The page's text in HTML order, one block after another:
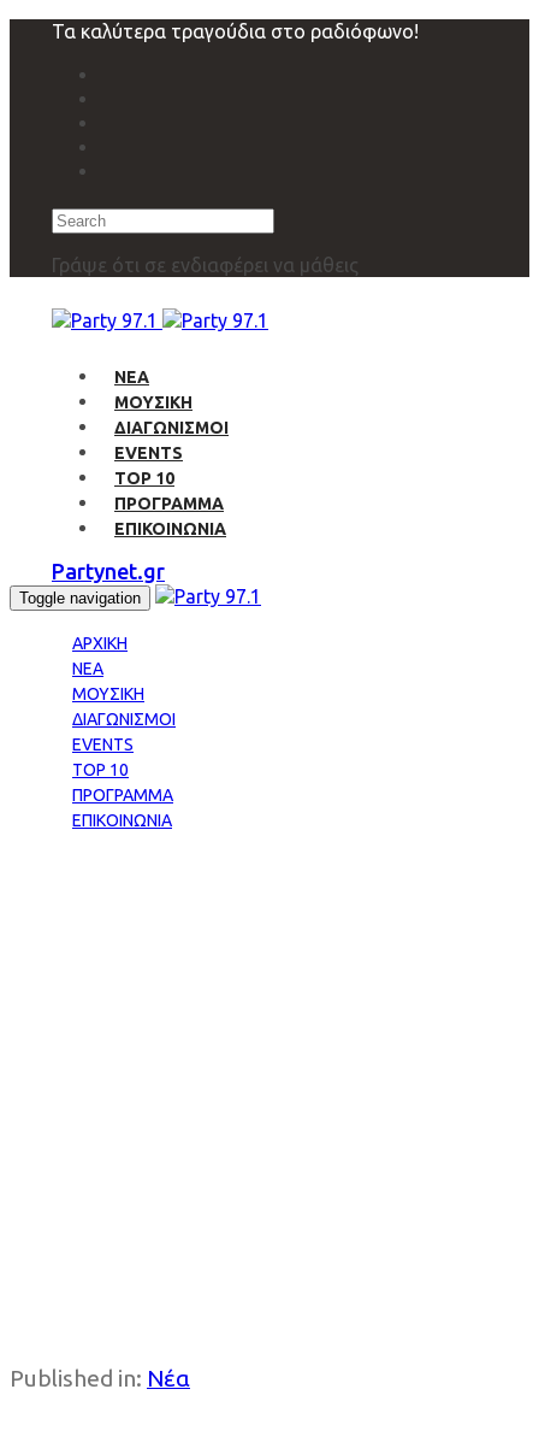
navigation
Τα καλύτερα τραγούδια στο ραδιόφωνο!
Search
Γράψε ότι σε ενδιαφέρει να μάθεις
ΝΕΑ
ΜΟΥΣΙΚΗ
ΔΙΑΓΩΝΙΣΜΟΙ
EVENTS
TOP 10
ΠΡΟΓΡΑΜΜΑ
ΕΠΙΚΟΙΝΩΝΙΑ
Partynet.gr
Toggle navigation
ΑΡΧΙΚΗ
ΝΕΑ
ΜΟΥΣΙΚΗ
ΔΙΑΓΩΝΙΣΜΟΙ
EVENTS
TOP 10
ΠΡΟΓΡΑΜΜΑ
ΕΠΙΚΟΙΝΩΝΙΑ
Published in: Νέα